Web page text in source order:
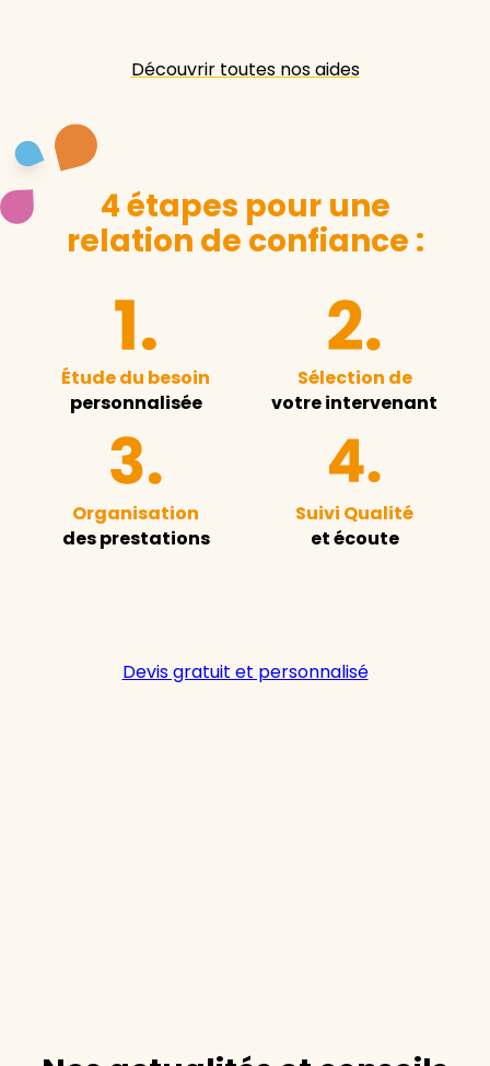
Découvrir toutes nos aides
4 étapes pour une
relation de confiance :
Étude du besoin
personnalisée
Sélection de
votre intervenant
Organisation
des prestations
Suivi Qualité
et écoute
Devis gratuit et personnalisé